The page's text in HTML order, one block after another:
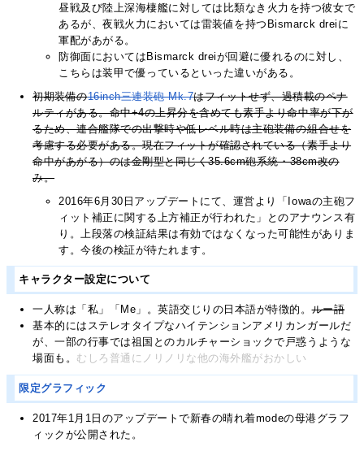
昼戦及び陸上深海棲艦に対しては比類なき火力を持つ彼女で
あるが、夜戦火力においては雷装値を持つBismarck dreiに
軍配があがる。
防御面においてはBismarck dreiが回避に優れるのに対し、
こちらは装甲で優っているといった違いがある。
初期装備の16inch三連装砲 Mk.7はフィットせず、過積載のペナ
ルティがある。命中+4の上昇分を含めても素手より命中率が下が
るため、連合艦隊での出撃時や低レベル時は主砲装備の組合せを
考慮する必要がある。現在フィットが確認されている（素手より
命中があがる）のは金剛型と同じく35.6cm砲系統・38cm改の
み。
2016年6月30日アップデートにて、運営より「Iowaの主砲フ
ィット補正に関する上方補正が行われた」とのアナウンス有
り。上段落の検証結果は有効ではなくなった可能性がありま
す。今後の検証が待たれます。
キャラクター設定について
一人称は「私」「Me」。英語交じりの日本語が特徴的。ルー語
基本的にはステレオタイプなハイテンションアメリカンガールだ
が、一部の行事では祖国とのカルチャーショックで戸惑うような
場面も。 むしろ普通にノリノリな他の海外艦がおかしい
限定グラフィック
2017年1月1日のアップデートで新春の晴れ着modeの母港グラフ
ィックが公開された。